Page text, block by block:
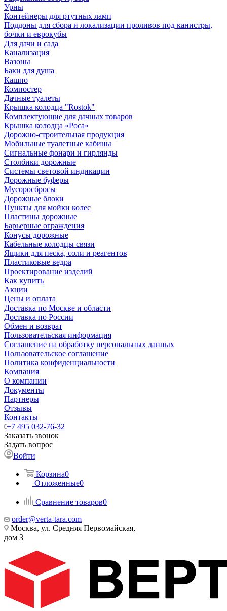
Урны
Контейнеры для ртутных ламп
Поддоны для сбора и локализации проливов под канистры,
бочки и еврокубы
Для дачи и сада
Канализация
Вазоны
Баки для душа
Кашпо
Компостер
Дачные туалеты
Крышка колодца "Rostok"
Комплектующие для дачных товаров
Крышка колодца «Роса»
Дорожно-строительная продукция
Мобильные туалетные кабины
Сигнальные фонари и гирлянды
Столбики дорожные
Системы световой индикации
Дорожные буферы
Мусоросбросы
Дорожные блоки
Пункты для мойки колес
Пластины дорожные
Барьерные ограждения
Конусы дорожные
Кабельные колодцы связи
Ящики для песка, соли и реагентов
Пластиковые ведра
Проектирование изделий
Как купить
Акции
Цены и оплата
Доставка по Москве и области
Доставка по России
Обмен и возврат
Пользовательская информация
Соглашение на обработку персональных данных
Пользовательское соглашение
Политика конфиденциальности
Компания
О компании
Документы
Партнеры
Отзывы
Контакты
+7 495 032-76-32
Заказать звонок
Задать вопрос
Войти
Корзина0
Отложенные0
Сравнение товаров0
order@verta-tara.com
Москва, ул. Средняя Первомайская,
дом 3